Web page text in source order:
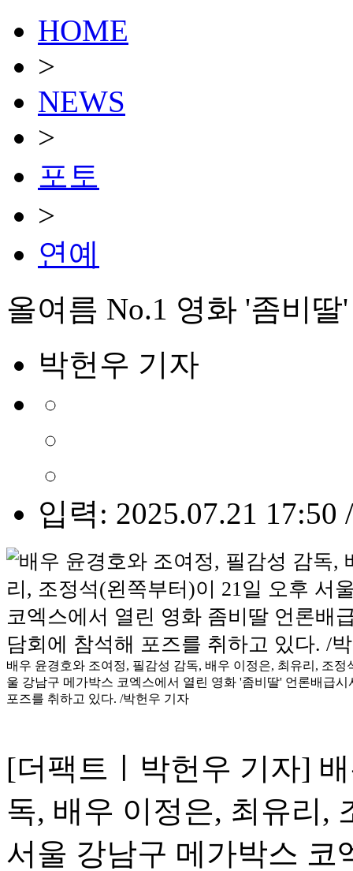
HOME
>
NEWS
>
포토
>
연예
올여름 No.1 영화 '좀비
박헌우 기자
입력: 2025.07.21 17:50
배우 윤경호와 조여정, 필감성 감독, 배우 이정은, 최유리, 조정
울 강남구 메가박스 코엑스에서 열린 영화 '좀비딸' 언론배급
포즈를 취하고 있다. /박헌우 기자
[더팩트ㅣ박헌우 기자]
독, 배우 이정은, 최유리,
서울 강남구 메가박스 코